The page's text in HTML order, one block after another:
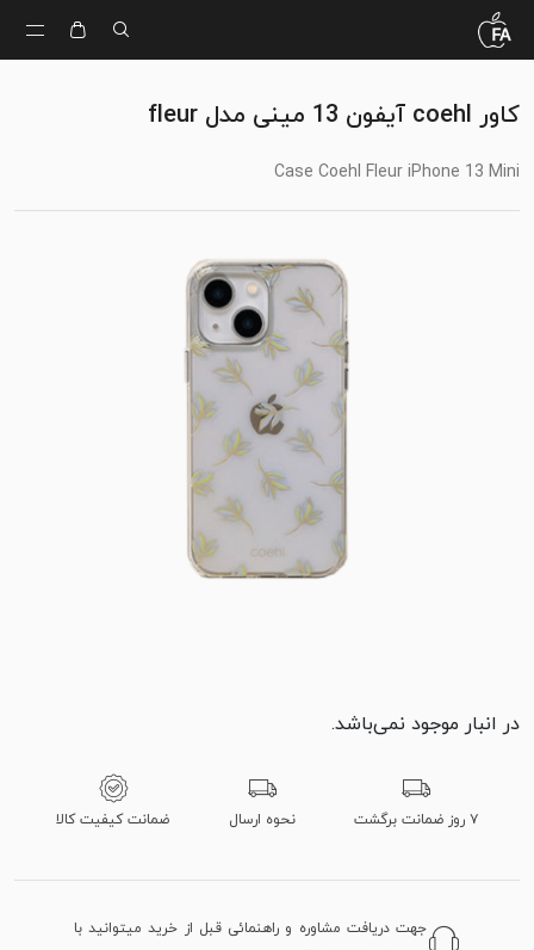
کاور coehl آیفون 13 مینی مدل fleur
Case Coehl Fleur iPhone 13 Mini
در انبار موجود نمی‌باشد.
۷ روز ضمانت برگشت نحوه ارسال ضمانت کیفیت کالا
جهت دریافت مشاوره و راهنمائی قبل از خرید میتوانید با